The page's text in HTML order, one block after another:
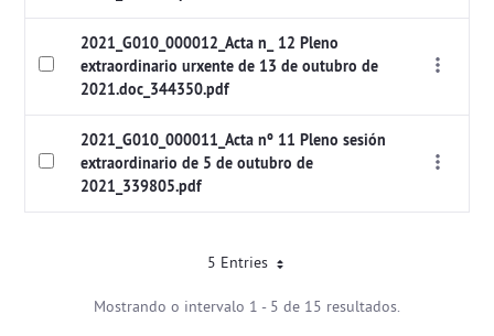
2021_G010_000012_Acta n_ 12 Pleno
extraordinario urxente de 13 de outubro de
2021.doc_344350.pdf
2021_G010_000011_Acta nº 11 Pleno sesión
extraordinario de 5 de outubro de
2021_339805.pdf
5 Entries
Mostrando o intervalo 1 - 5 de 15 resultados.